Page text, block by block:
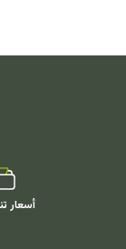
أسعار